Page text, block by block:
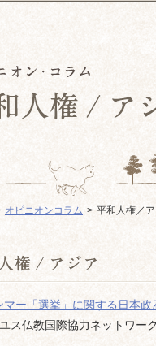
オピニオンコラム 平和人権／
マー「選挙」に関する日本
ス仏教国際協力ネットワー